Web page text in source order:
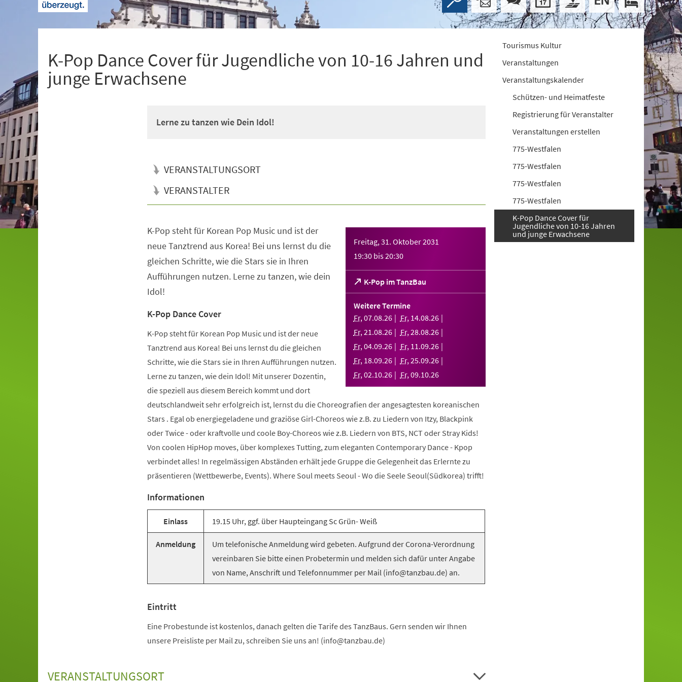
K-Pop Dance Cover für Jugendliche von 10-16 Jahren und
junge Erwachsene
Lerne zu tanzen wie Dein Idol!
VERANSTALTUNGSORT
VERANSTALTER
Freitag, 31. Oktober 2031
19:30 bis20:30
K-Pop im TanzBau
(Öffnet
in
einem
Tab)
Weitere Termine
Fr,07.08.26 Fr, 14.08.26
Fr,21.08.26 Fr,28.08.26
Fr,04.09.26 Fr, 11.09.26
Fr, 18.09.26 Fr,25.09.26
Fr,02.10.26 Fr,09.10.26
K-Pop steht für Korean Pop Music und ist der
neue Tanztrend aus Korea! Bei uns lernst du die
gleichen Schritte, wie die Stars sie in Ihren
Aufführungen nutzen. Lerne zu tanzen, wie dein
Idol!
K-Pop Dance Cover
K-Pop steht für Korean Pop Music und ist der neue
Tanztrend aus Korea! Bei uns lernst du die gleichen
Schritte, wie die Stars sie in Ihren Aufführungen nutzen.
Lerne zu tanzen, wie dein Idol! Mit unserer Dozentin,
die speziell aus diesem Bereich kommt und dort
deutschlandweit sehr erfolgreich ist, lernst du die Choreografien der angesagtesten koreanischen
Stars . Egal ob energiegeladene und graziöse Girl-Choreos wie z.B. zu Liedern von Itzy, Blackpink
oder Twice - oder kraftvolle und coole Boy-Choreos wie z.B. Liedern von BTS, NCT oder Stray Kids!
Von coolen HipHop moves, über komplexes Tutting, zum eleganten Contemporary Dance - Kpop
verbindet alles! In regelmässigen Abständen erhält jede Gruppe die Gelegenheit das Erlernte zu
präsentieren (Wettbewerbe, Events). Where Soul meets Seoul - Wo die Seele Seoul(Südkorea) trifft!
Informationen
Einlass 19.15 Uhr, ggf. über Haupteingang Sc Grün- Weiß
Anmeldung
Um telefonische Anmeldung wird gebeten. Aufgrund der Corona-Verordnung
vereinbaren Sie bitte einen Probetermin und melden sich dafür unter Angabe
von Name, Anschrift und Telefonnummer per Mail (info@tanzbau.de) an.
Eintritt
Eine Probestunde ist kostenlos, danach gelten die Tarife des TanzBaus. Gern senden wir Ihnen
unsere Preisliste per Mail zu, schreiben Sie uns an! (info@tanzbau.de)
VERANSTALTUNGSORT
Tourismus Kultur
Veranstaltungen
Veranstaltungskalender
Schützen- und Heimatfeste
Registrierung für Veranstalter
Veranstaltungen erstellen
775-Westfalen
775-Westfalen
775-Westfalen
775-Westfalen
K-Pop Dance Cover für
Jugendliche von 10-16 Jahren
und junge Erwachsene